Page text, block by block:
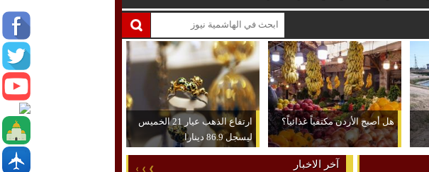
هل أصبح الأردن مكتفياً غذائياً؟
ارتفاع الذهب عيار 21 الخميس
ليسجل 86.9 دينارا
آخر الاخبار